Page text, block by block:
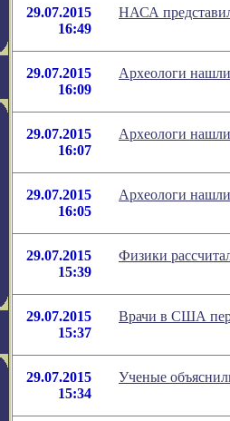
29.07.2015
16:49
НАСА
29.07.2015
16:09
Археологи
29.07.2015
16:07
Археологи
29.07.2015
16:05
Археологи
29.07.2015
15:39
Физики
29.07.2015
15:37
Врачи в США
29.07.2015
15:34
Ученые